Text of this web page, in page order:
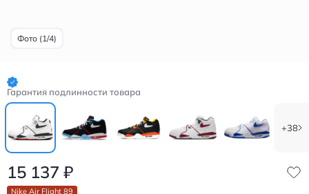
Фото (1/4)
Гарантия подлинности товара
+38
15 137 ₽
Nike Air Flight 89